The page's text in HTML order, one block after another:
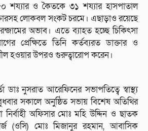
শয্যার ও কৈতকে ৩১ শয্যার হাসপাতাল
লোকবল সংকট চরমে। এছাড়াও রয়েছে
অভাব। এতে ব্যাহত হচ্ছে চিকিৎসা
প্রেক্ষিতে তিনি কর্তব্যরত ডাক্তার ও
হওয়ার উপরও গুরুত্বারোপ করেন।
ডাঃ নুসরাত আরেফিনের সভাপতিত্বে স্বাস্থ্য
সকালে অনুষ্ঠিত সভায় বিশেষ অতিথির
নির্বাহী অফিসার মোঃ মহি উদ্দিন ও ছাতক
(ওসি) মোঃ মিজানুর রহমান, আবাসিক